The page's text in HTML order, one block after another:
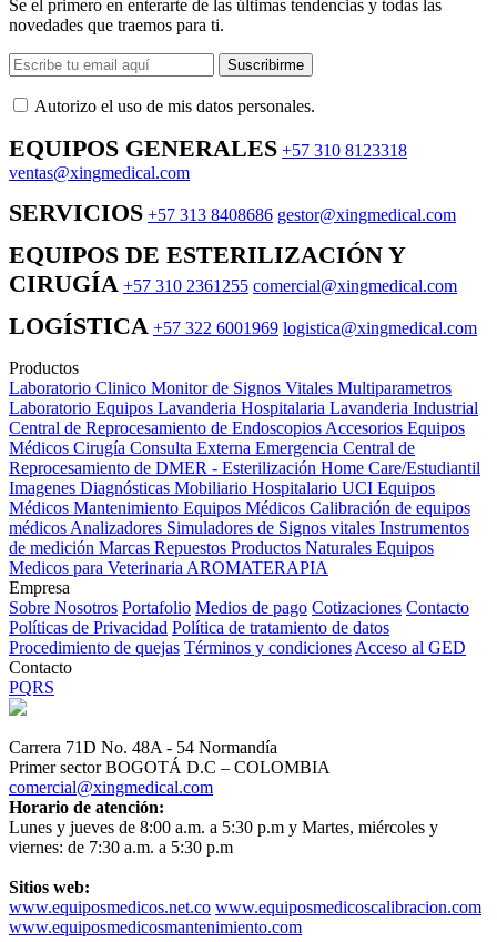
Se el primero en enterarte de las últimas tendencias y todas las
novedades que traemos para ti.
Suscribirme
Autorizo ​​el uso de mis datos personales.
EQUIPOS GENERALES +57 310 8123318
ventas@xingmedical.com
SERVICIOS +57 313 8408686 gestor@xingmedical.com
EQUIPOS DE ESTERILIZACIÓN Y
CIRUGÍA +57 310 2361255 comercial@xingmedical.com
LOGÍSTICA +57 322 6001969 logistica@xingmedical.com
Productos
Laboratorio Clinico Monitor de Signos Vitales Multiparametros
Laboratorio Equipos Lavanderia Hospitalaria Lavanderia Industrial
Central de Reprocesamiento de Endoscopios Accesorios Equipos
Médicos Cirugía Consulta Externa Emergencia Central de
Reprocesamiento de DMER - Esterilización Home Care/Estudiantil
Imagenes Diagnósticas Mobiliario Hospitalario UCI Equipos
Médicos Mantenimiento Equipos Médicos Calibración de equipos
médicos Analizadores Simuladores de Signos vitales Instrumentos
de medición Marcas Repuestos Productos Naturales Equipos
Medicos para Veterinaria AROMATERAPIA
Empresa
Sobre Nosotros Portafolio Medios de pago Cotizaciones Contacto
Políticas de Privacidad Política de tratamiento de datos
Procedimiento de quejas Términos y condiciones Acceso al GED
Contacto
PQRS
Carrera 71D No. 48A - 54 Normandía
Primer sector BOGOTÁ D.C – COLOMBIA
comercial@xingmedical.com
Horario de atención:
Lunes y jueves de 8:00 a.m. a 5:30 p.m y Martes, miércoles y
viernes: de 7:30 a.m. a 5:30 p.m
Sitios web:
www.equiposmedicos.net.co www.equiposmedicoscalibracion.com
www.equiposmedicosmantenimiento.com